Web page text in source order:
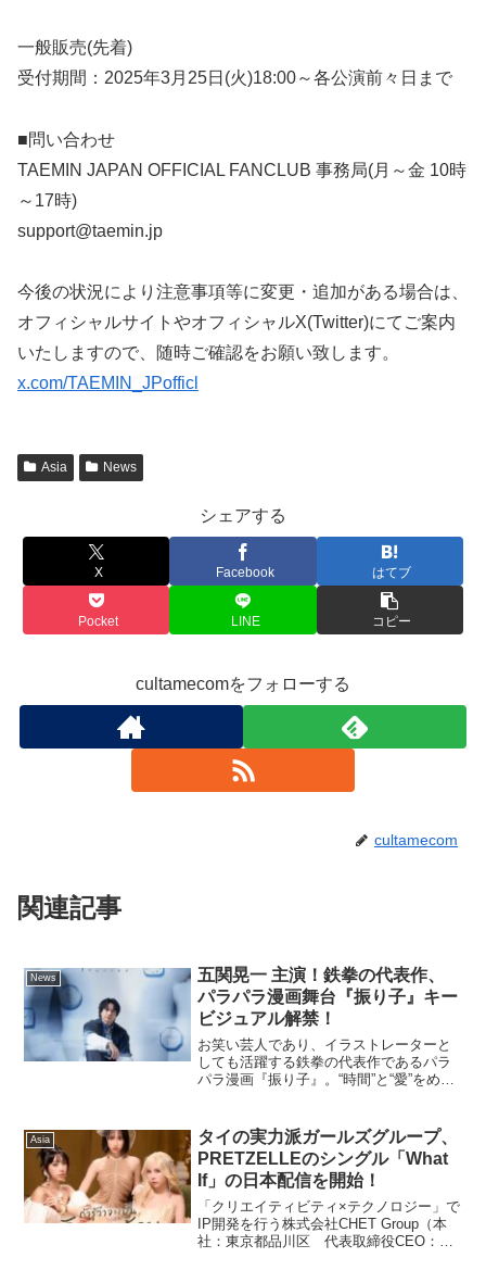
一般販売(先着)
受付期間：2025年3月25日(火)18:00～各公演前々日まで
■問い合わせ
TAEMIN JAPAN OFFICIAL FANCLUB 事務局(月～金 10時
～17時)
support@taemin.jp
今後の状況により注意事項等に変更・追加がある場合は、
オフィシャルサイトやオフィシャルX(Twitter)にてご案内
いたしますので、随時ご確認をお願い致します。
x.com/TAEMIN_JPofficl
Asia News
シェアする
X Facebook はてブ
Pocket LINE コピー
cultamecomをフォローする
cultamecom
関連記事
News
五関晃一 主演！鉄拳の代表作、
パラパラ漫画舞台『振り子』キー
ビジュアル解禁！
お笑い芸人であり、イラストレーターと
しても活躍する鉄拳の代表作であるパラ
パラ漫画『振り子』。“時間”と“愛”をめぐ
で動画再生回数300万回以上を記録。その
後、英国の...
Asia
タイの実力派ガールズグループ、
PRETZELLEのシングル「What
If」の日本配信を開始！
「クリエイティビティ×テクノロジー」で
IP開発を行う株式会社CHET Group（本
社：東京都品川区 代表取締役CEO：小